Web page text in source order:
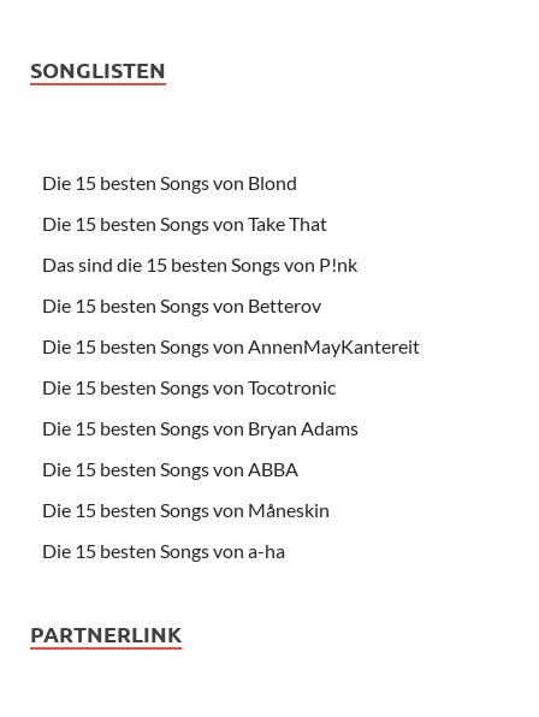
SONGLISTEN
Die 15 besten Songs von Blond
Die 15 besten Songs von Take That
Das sind die 15 besten Songs von P!nk
Die 15 besten Songs von Betterov
Die 15 besten Songs von AnnenMayKantereit
Die 15 besten Songs von Tocotronic
Die 15 besten Songs von Bryan Adams
Die 15 besten Songs von ABBA
Die 15 besten Songs von Måneskin
Die 15 besten Songs von a-ha
PARTNERLINK